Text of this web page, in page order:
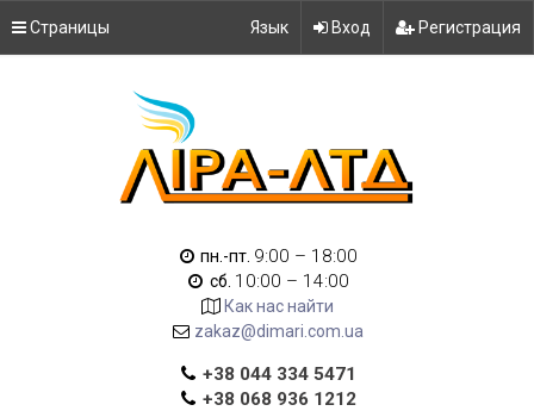
Страницы Язык Вход Регистрация
пн.-пт. 9:00 – 18:00
сб. 10:00 – 14:00
Как нас найти
zakaz@dimari.com.ua
+38 044 334 5471
+38 068 936 1212